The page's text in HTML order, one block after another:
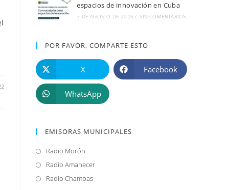
espacios de innovación en Cuba
7 DE AGOSTO DE 2026 / SIN COMENTARIOS
POR FAVOR, COMPARTE ESTO
X Facebook
WhatsApp
EMISORAS MUNICIPALES
Radio Morón
abre
en
Radio AmanecerSe
Radio ChambasSe